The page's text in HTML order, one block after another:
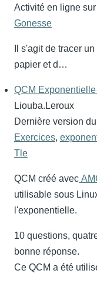
Activité en ligne
Gonesse
Il s'agit de tracer un
papier et d…
QCM
Liouba.Leroux
Dernière version du
Exercices,
Tle
QCM créé avec
utilisable sous
l'exponentielle.
10 questions,
bonne réponse.
Ce QCM a été